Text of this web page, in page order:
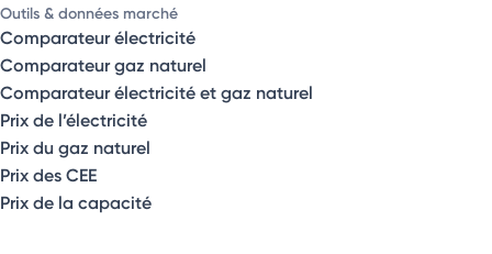
Outils & données marché
Comparateur électricité
Comparateur gaz naturel
Comparateur électricité et gaz naturel
Prix de l’électricité
Prix du gaz naturel
Prix des CEE
Prix de la capacité